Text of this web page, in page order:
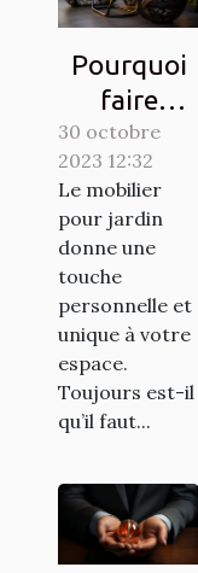
Pourquoi
faire
confiance
à la société
ATECH
pour son
mobilier de
jardin ?
30 octobre
2023 12:32
Le mobilier
pour jardin
donne une
touche
personnelle et
unique à votre
espace.
Toujours est-il
qu’il faut...